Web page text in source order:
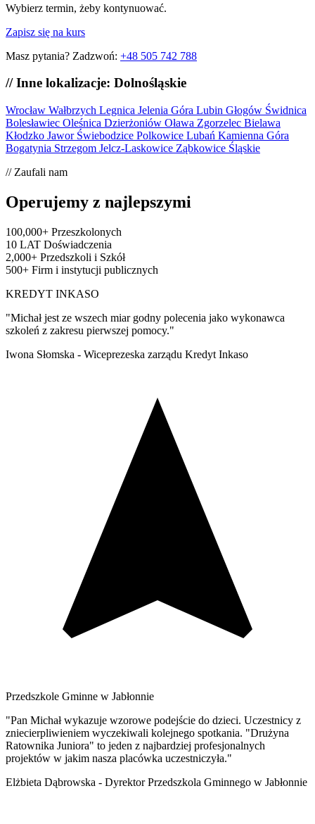
Wybierz termin, żeby kontynuować.
Zapisz się na kurs
Masz pytania? Zadzwoń: +48 505 742 788
// Inne lokalizacje: Dolnośląskie
Wrocław Wałbrzych Legnica Jelenia Góra Lubin Głogów Świdnica
Bolesławiec Oleśnica Dzierżoniów Oława Zgorzelec Bielawa
Kłodzko Jawor Świebodzice Polkowice Lubań Kamienna Góra
Bogatynia Strzegom Jelcz-Laskowice Ząbkowice Śląskie
// Zaufali nam
Operujemy z najlepszymi
100,000+ Przeszkolonych
10 LAT Doświadczenia
2,000+ Przedszkoli i Szkół
500+ Firm i instytucji publicznych
KREDYT INKASO
"Michał jest ze wszech miar godny polecenia jako wykonawca
szkoleń z zakresu pierwszej pomocy."
Iwona Słomska - Wiceprezeska zarządu Kredyt Inkaso
Przedszkole Gminne w Jabłonnie
"Pan Michał wykazuje wzorowe podejście do dzieci. Uczestnicy z
zniecierpliwieniem wyczekiwali kolejnego spotkania. "Drużyna
Ratownika Juniora" to jeden z najbardziej profesjonalnych
projektów w jakim nasza placówka uczestniczyła."
Elżbieta Dąbrowska - Dyrektor Przedszkola Gminnego w Jabłonnie